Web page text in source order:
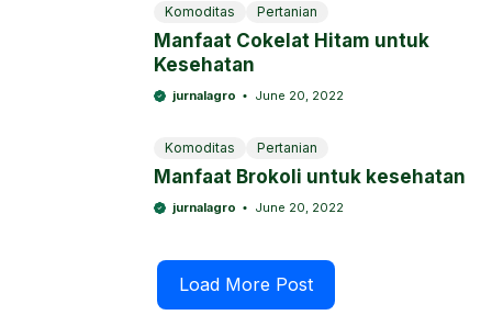
Komoditas Pertanian
Manfaat Cokelat Hitam untuk
Kesehatan
jurnalagro June 20, 2022
Komoditas Pertanian
Manfaat Brokoli untuk kesehatan
jurnalagro June 20, 2022
Load More Post